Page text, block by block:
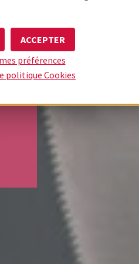
ACCEPTER
préférences
politique Cookies